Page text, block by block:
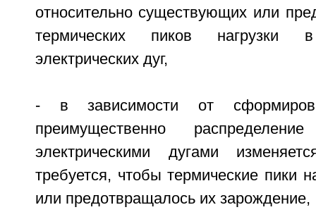
относительно существующих или
термических пиков нагрузки
электрических дуг,
- в зависимости от
преимущественно
электрическими дугами
требуется, чтобы термические пики
или предотвращалось их зарождение,